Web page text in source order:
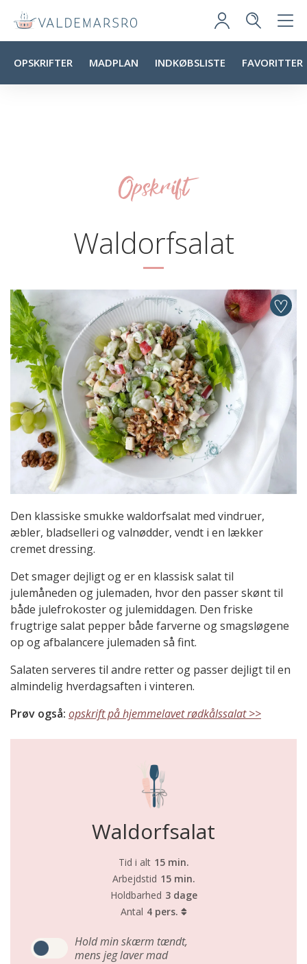
OPSKRIFTER MADPLAN INDKØBSLISTE FAVORITTER
Opskrift
Waldorfsalat
Den klassiske smukke waldorfsalat med vindruer,
æbler, bladselleri og valnødder, vendt i en lækker
cremet dressing.
Det smager dejligt og er en klassisk salat til
julemåneden og julemaden, hvor den passer skønt til
både julefrokoster og julemiddagen. Den friske
frugtrige salat pepper både farverne og smagsløgene
op og afbalancere julemaden så fint.
Salaten serveres til andre retter og passer dejligt til en
almindelig hverdagsaften i vinteren.
Prøv også: opskrift på hjemmelavet rødkålssalat >>
Waldorfsalat
Tid i alt 15 min.
Arbejdstid 15 min.
Holdbarhed 3 dage
Antal 4 pers.
Hold min skærm tændt,
mens jeg laver mad